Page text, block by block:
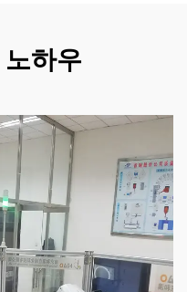
하우